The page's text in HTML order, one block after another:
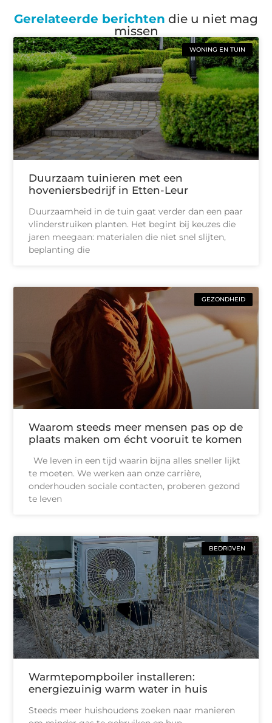
Gerelateerde berichten die u niet mag
missen
WONING EN TUIN
Duurzaam tuinieren met een
hoveniersbedrijf in Etten-Leur
Duurzaamheid in de tuin gaat verder dan een paar
vlinderstruiken planten. Het begint bij keuzes die
jaren meegaan: materialen die niet snel slijten,
beplanting die
GEZONDHEID
Waarom steeds meer mensen pas op de
plaats maken om écht vooruit te komen
We leven in een tijd waarin bijna alles sneller lijkt
te moeten. We werken aan onze carrière,
onderhouden sociale contacten, proberen gezond
te leven
BEDRIJVEN
Warmtepompboiler installeren:
energiezuinig warm water in huis
Steeds meer huishoudens zoeken naar manieren